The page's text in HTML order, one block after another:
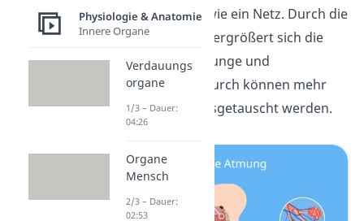
Lungenbläschen wie ein Netz. Durch die
Lungenbläschen vergrößert sich die
Fläche zwischen Lunge und
Blutkreislauf. Dadurch können mehr
Gase schneller ausgetauscht werden.
Physiologie & Anatomie
Innere Organe
Verdauungs
organe
1/3 – Dauer:
04:26
Organe
Mensch
2/3 – Dauer:
02:53